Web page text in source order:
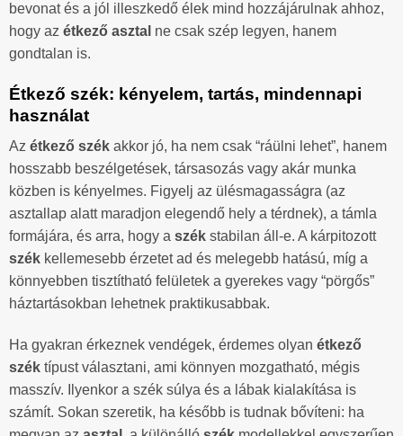
bevonat és a jól illeszkedő élek mind hozzájárulnak ahhoz,
hogy az étkező asztal ne csak szép legyen, hanem
gondtalan is.
Étkező szék: kényelem, tartás, mindennapi
használat
Az étkező szék akkor jó, ha nem csak “ráülni lehet”, hanem
hosszabb beszélgetések, társasozás vagy akár munka
közben is kényelmes. Figyelj az ülésmagasságra (az
asztallap alatt maradjon elegendő hely a térdnek), a támla
formájára, és arra, hogy a szék stabilan áll-e. A kárpitozott
szék kellemesebb érzetet ad és melegebb hatású, míg a
könnyebben tisztítható felületek a gyerekes vagy “pörgős”
háztartásokban lehetnek praktikusabbak.
Ha gyakran érkeznek vendégek, érdemes olyan étkező
szék típust választani, ami könnyen mozgatható, mégis
masszív. Ilyenkor a szék súlya és a lábak kialakítása is
számít. Sokan szeretik, ha később is tudnak bővíteni: ha